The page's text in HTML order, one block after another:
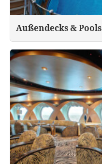
Außendecks & Pools